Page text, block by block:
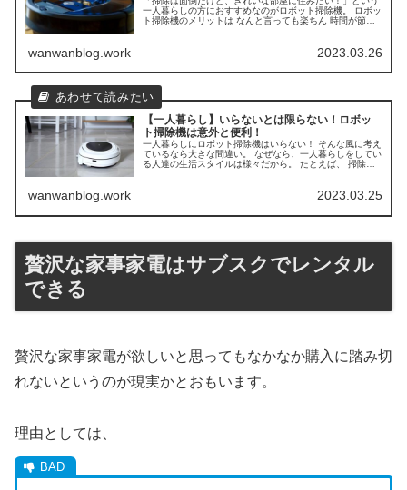
一人暮らしの方におすすめなのがロボット掃除機。 ロボッ
ト掃除機のメリットは なんと言っても楽ちん 時間が節約
wanwanblog.work 2023.03.26
【一人暮らし】いらないとは限らない！ロボッ
ト掃除機は意外と便利！
一人暮らしにロボット掃除機はいらない！ そんな風に考え
ているなら大きな間違い。 なぜなら、一人暮らしをしてい
る人達の生活スタイルは様々だから。 たとえば、 掃除を
wanwanblog.work 2023.03.25
贅沢な家事家電はサブスクでレンタル
できる
贅沢な家事家電が欲しいと思ってもなかなか購入に踏み切
れないというのが現実かとおもいます。
理由としては、